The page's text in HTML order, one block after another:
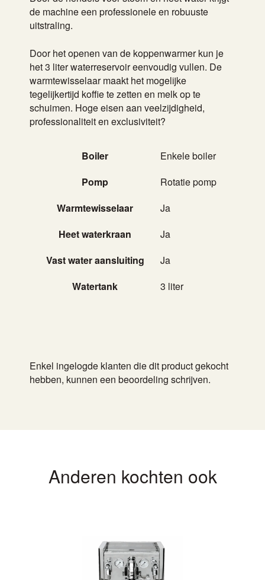
de machine een professionele en robuuste
uitstraling.
Door het openen van de koppenwarmer kun je
het 3 liter waterreservoir eenvoudig vullen. De
warmtewisselaar maakt het mogelijke
tegelijkertijd koffie te zetten en melk op te
schuimen. Hoge eisen aan veelzijdigheid,
professionaliteit en exclusiviteit?
Boiler
Enkele boiler
Pomp
Rotatie pomp
Warmtewisselaar
Ja
Heet waterkraan
Ja
Vast water aansluiting
Ja
Watertank
3 liter
Enkel ingelogde klanten die dit product gekocht
hebben, kunnen een beoordeling schrijven.
Anderen kochten ook